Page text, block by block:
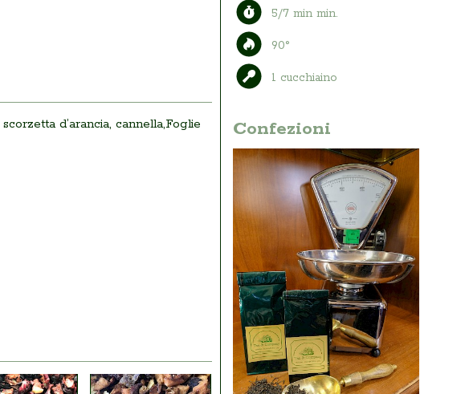
d’arancia, cannella,Foglie
5/7 min min.
90°
1 cucchiaino
Confezioni